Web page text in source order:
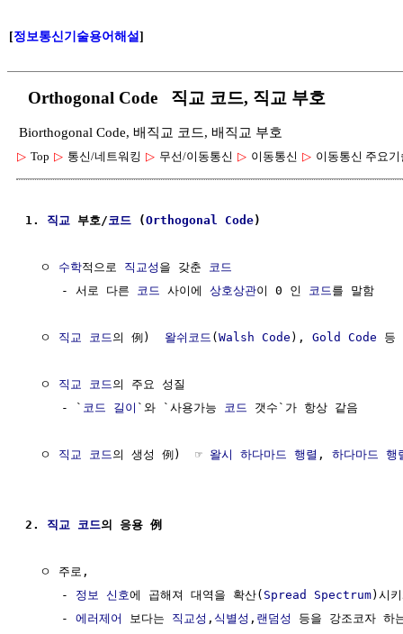
[정보통신기술용어해설]
Orthogonal Code 직교 코드, 직교 부호
Biorthogonal Code, 배직교 코드, 배직교 부호
▷ Top ▷ 통신/네트워킹 ▷ 무선/이동통신 ▷ 이동통신 ▷ 이동통신 주요기
1. 직교 부호/ 코드 (Orthogonal Code)
  ㅇ
수학적으로 직교성 을 갖춘
코드
     - 서로 다른
코드 사이에 상호상관이 0 인 코드 를 말함
  ㅇ
직교 코드 의 例) 왈쉬코드 (Walsh Code ), Gold Code 등
  ㅇ
직교 코드 의 주요 성질
     - `
코드 길이 `와 `사용가능 코드 갯수`가 항상 같음
  ㅇ
직교 코드 의 생성 例)  ☞ 왈시 하다마드 행렬 , 하다마드 행
2. 직교 코드의 응용 例
  ㅇ 주로,
     -
정보 신호에 곱해져 대역을 확산( Spread Spectrum)시
     -
에러제어 보다는 직교성 , 식별성 , 랜덤성 등을 강조코자